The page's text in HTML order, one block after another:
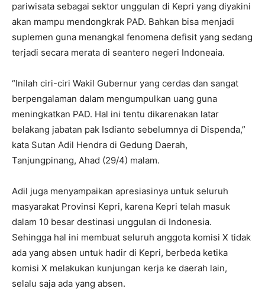
pariwisata sebagai sektor unggulan di Kepri yang diyakini
akan mampu mendongkrak PAD. Bahkan bisa menjadi
suplemen guna menangkal fenomena defisit yang sedang
terjadi secara merata di seantero negeri Indoneaia.
“Inilah ciri-ciri Wakil Gubernur yang cerdas dan sangat
berpengalaman dalam mengumpulkan uang guna
meningkatkan PAD. Hal ini tentu dikarenakan latar
belakang jabatan pak Isdianto sebelumnya di Dispenda,”
kata Sutan Adil Hendra di Gedung Daerah,
Tanjungpinang, Ahad (29/4) malam.
Adil juga menyampaikan apresiasinya untuk seluruh
masyarakat Provinsi Kepri, karena Kepri telah masuk
dalam 10 besar destinasi unggulan di Indonesia.
Sehingga hal ini membuat seluruh anggota komisi X tidak
ada yang absen untuk hadir di Kepri, berbeda ketika
komisi X melakukan kunjungan kerja ke daerah lain,
selalu saja ada yang absen.